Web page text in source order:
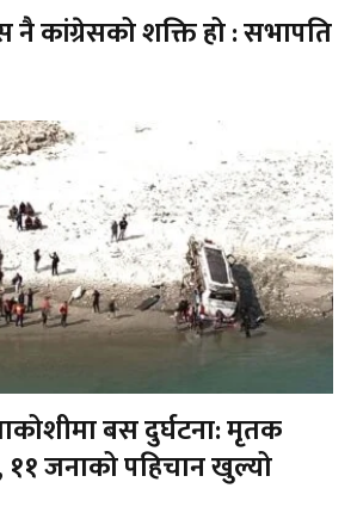
नै कांग्रेसको शक्ति हो : सभापति
बस दुर्घटना: मृतक
११ जनाको पहिचान खुल्यो